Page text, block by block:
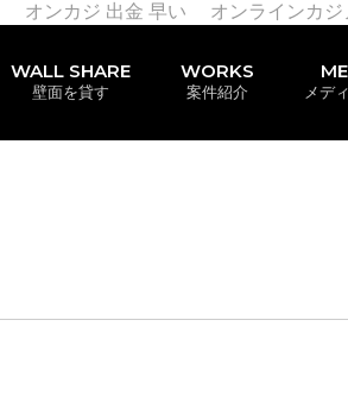
オンカジ 出金 早い オンラインカ
WALL SHARE
壁面を貸す
WORKS
案件紹介 メデ